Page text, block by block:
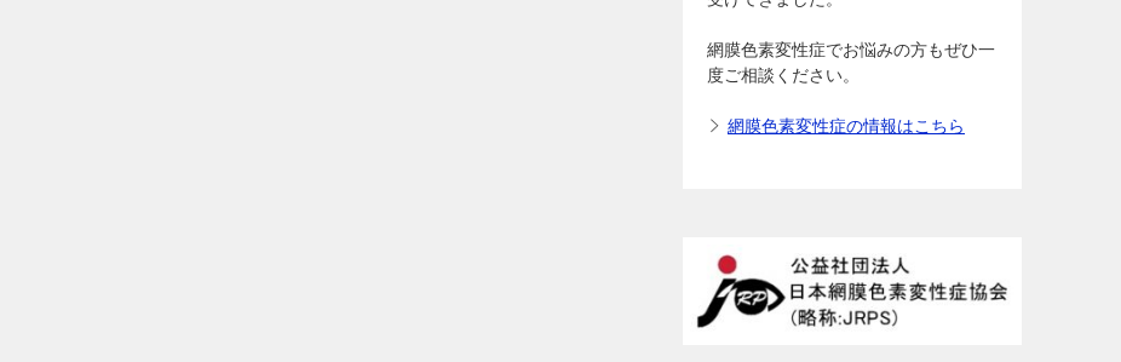
網膜色素変性症でお悩みの方もぜひ一
度ご相談ください。
網膜色素変性症の情報はこちら